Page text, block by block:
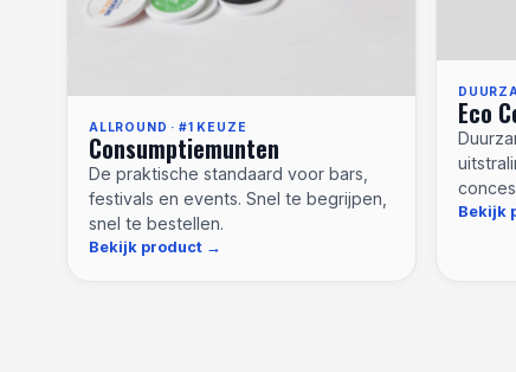
ALLROUND · #1 KEUZE
Consumptiemunten
De praktische standaard voor bars,
festivals en events. Snel te begrijpen,
snel te bestellen.
Bekijk product
Eco
Bekijk